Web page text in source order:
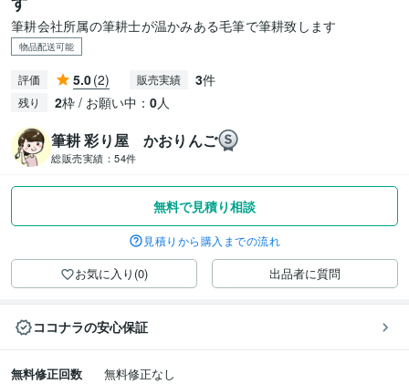
筆耕会社所属の筆耕士が温かみある毛筆で筆耕致します
物品配送可能
評価 5.0(2) 販売実績 3件
残り 2枠 / お願い中： 0人
筆耕 彩り屋 かおりんご
総販売実績： 54件
無料で見積り相談
見積りから購入までの流れ
お気に入り(0) 出品者に質問
ココナラの安心保証
無料修正回数
無料修正なし